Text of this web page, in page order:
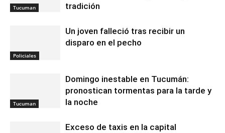
Tucuman
tradición
Policiales
Un joven falleció tras recibir un
disparo en el pecho
Tucuman
Domingo inestable en Tucumán:
pronostican tormentas para la tarde y
la noche
Exceso de taxis en la capital